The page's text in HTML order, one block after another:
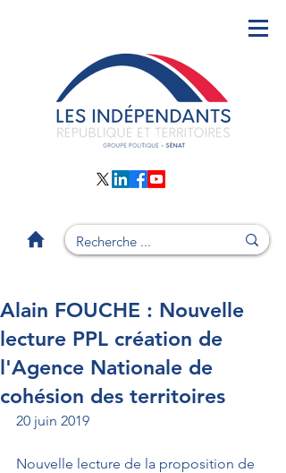
Alain FOUCHE : Nouvelle
lecture PPL création de
l'Agence Nationale de
cohésion des territoires
20 juin 2019
Nouvelle lecture de la proposition de